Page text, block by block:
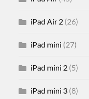
iPad Air 2 (26)
iPad mini (27)
iPad mini 2 (5)
iPad mini 3 (8)